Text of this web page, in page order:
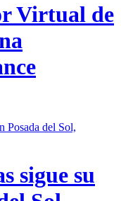
Virtual de
sigue su